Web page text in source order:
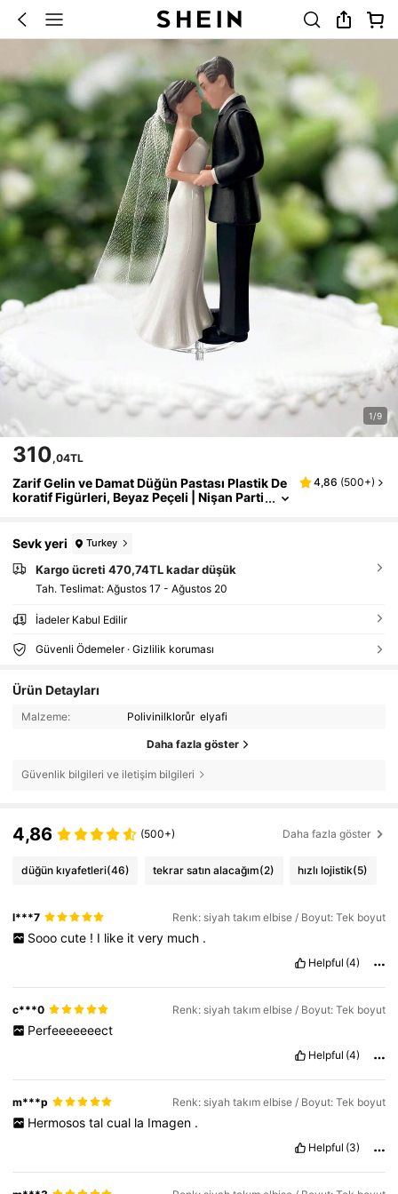
1/9
310,04TL
Zarif Gelin ve Damat Düğün Pastası Plastik De
koratif Figürleri, Beyaz Peçeli | Nişan Parti
4,86 (500+)
Sevk yeri Turkey
Kargo ücreti 470,74TL kadar düşük
Tah. Teslimat: Ağustos 17 - Ağustos 20
İadeler Kabul Edilir
Güvenli Ödemeler · Gizlilik koruması
Ürün Detayları
Malzeme: Polivinilklorůr elyafi
Daha fazla göster
Güvenlik bilgileri ve iletişim bilgileri
4,86 (500+) Daha fazla göster
düğün kıyafetleri(46) tekrar satın alacağım(2) hızlı lojistik(5)
l***7 Renk: siyah takım elbise / Boyut: Tek boyut
Sooo cute ! I like it very much .
Helpful (4)
c***0 Renk: siyah takım elbise / Boyut: Tek boyut
Perfeeeeeeect
Helpful (4)
m***p Renk: siyah takım elbise / Boyut: Tek boyut
Hermosos tal cual la Imagen .
Helpful (3)